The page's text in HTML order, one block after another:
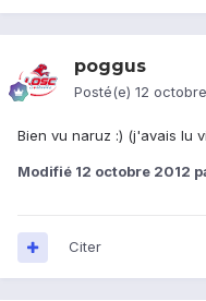
poggus
Posté(e) 12
Bien vu naruz :) (j'avais lu
Modifié 12 octobre 2012
Citer